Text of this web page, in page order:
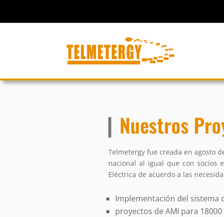
Nuestros
Telmetergy fue creada en agosto
nacional al igual que con socios
Eléctrica de acuerdo a las
Implementación del sistema
proyectos de AMI para